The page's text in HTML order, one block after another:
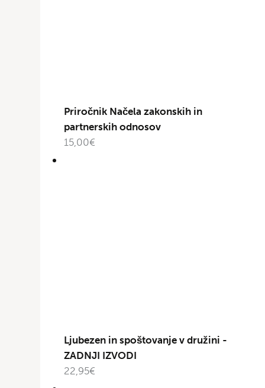
Priročnik Načela zakonskih in
partnerskih odnosov
15,00€
Ljubezen in spoštovanje v družini -
ZADNJI IZVODI
22,95€